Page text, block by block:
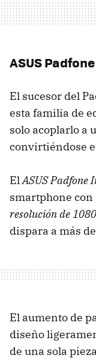
ASUS
El sucesor del
esta familia de
solo acoplarlo a
convirtiéndose
ElASUS Padfone
smartphone con
resolución de 1080
dispara a más
El aumento de
diseño
de una sola